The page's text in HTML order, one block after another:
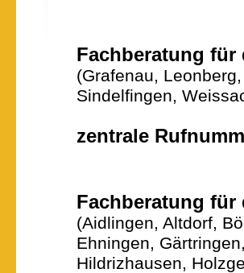
Fachberatung
(Grafenau,
Sindelfingen,
zentrale
Fachberatung
(Aidlingen, Altdorf,
Ehningen,
Hildrizhausen,